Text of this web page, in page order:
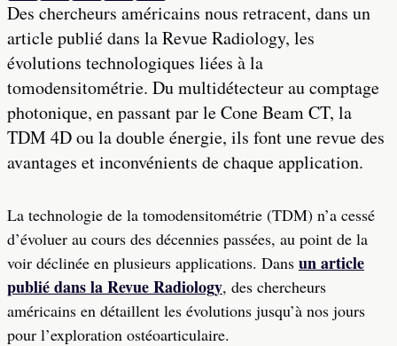
Des chercheurs américains nous retracent, dans un
article publié dans la Revue Radiology, les
évolutions technologiques liées à la
tomodensitométrie. Du multidétecteur au comptage
photonique, en passant par le Cone Beam CT, la
TDM 4D ou la double énergie, ils font une revue des
avantages et inconvénients de chaque application.
La technologie de la tomodensitométrie (TDM) n’a cessé
d’évoluer au cours des décennies passées, au point de la
voir déclinée en plusieurs applications. Dans un article
publié dans la Revue Radiology, des chercheurs
américains en détaillent les évolutions jusqu’à nos jours
pour l’exploration ostéoarticulaire.